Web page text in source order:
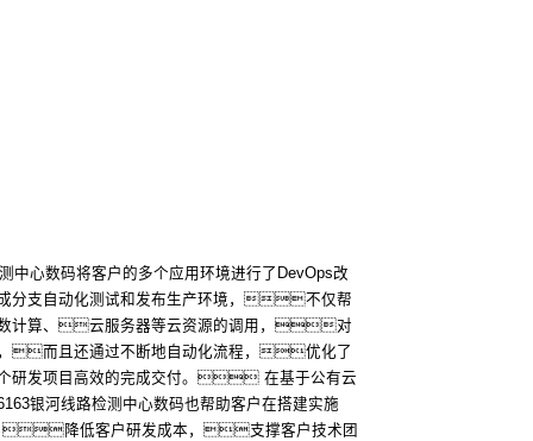
心数码将客户的多个应用环境进行了DevOps改
支自动化测试和发布生产环境，不仅帮
计算、云服务器等云资源的调用，对
，而且还通过不断地自动化流程，优化了
研发项目高效的完成交付。 在基于公有云
银河线路检测中心数码也帮助客户在搭建实施
降低客户研发成本，支撑客户技术团